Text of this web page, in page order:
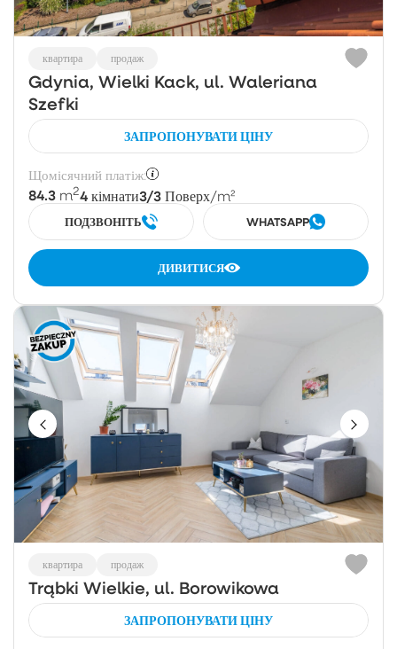
квартира продаж
Gdynia, Wielki Kack, ul. Waleriana
Szefki
ЗАПРОПОНУВАТИ ЦІНУ
Щомісячний платіж:
84.3 m24 кімнати3/3 Поверх/m²
ПОДЗВОНІТЬ WHATSAPP
ДИВИТИСЯ
квартира продаж
Trąbki Wielkie, ul. Borowikowa
ЗАПРОПОНУВАТИ ЦІНУ